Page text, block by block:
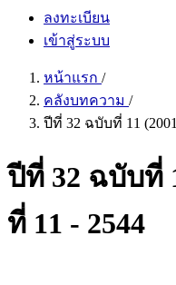
ลงทะเบียน
เข้าสู่ระบบ
หน้าแรก /
คลังบทความ /
ปีที่ 32 ฉบับที่ 11
ปีที่ 32 ฉบับที่
ที่ 11 - 2544